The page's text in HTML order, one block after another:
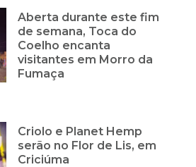
Aberta durante este fim
de semana, Toca do
Coelho encanta
visitantes em Morro da
Fumaça
Criolo e Planet Hemp
serão no Flor de Lis, em
Criciúma